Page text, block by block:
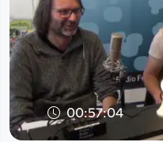
00:57:04